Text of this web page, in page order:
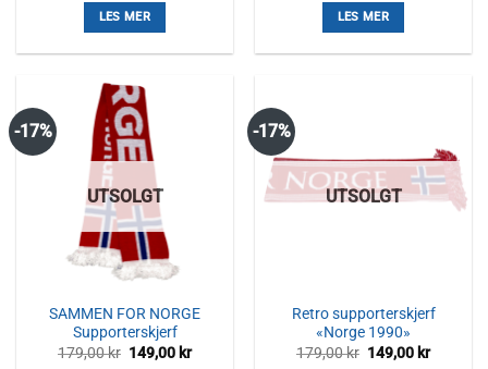
var:
335,00 kr.
LES MER
var:
179,00 kr.
LES MER
-17%
UTSOLGT
SAMMEN FOR NORGE
Supporterskjerf
179,00kr Opprinnelig
149,00 krNåværende
-17%
UTSOLGT
Retro supporterskjerf
«Norge 1990»
179,00kr Opprinnelig
149,00 kr